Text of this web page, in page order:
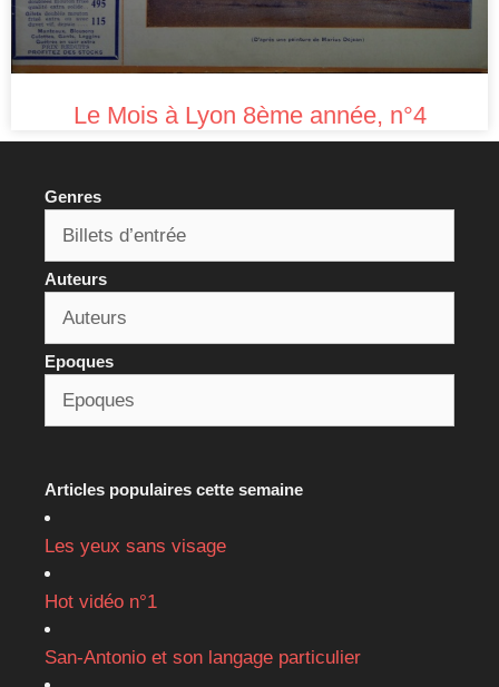
Le Mois à Lyon 8ème année, n°4
Genres
Auteurs
Epoques
Articles populaires cette semaine
Les yeux sans visage
Hot vidéo n°1
San-Antonio et son langage particulier